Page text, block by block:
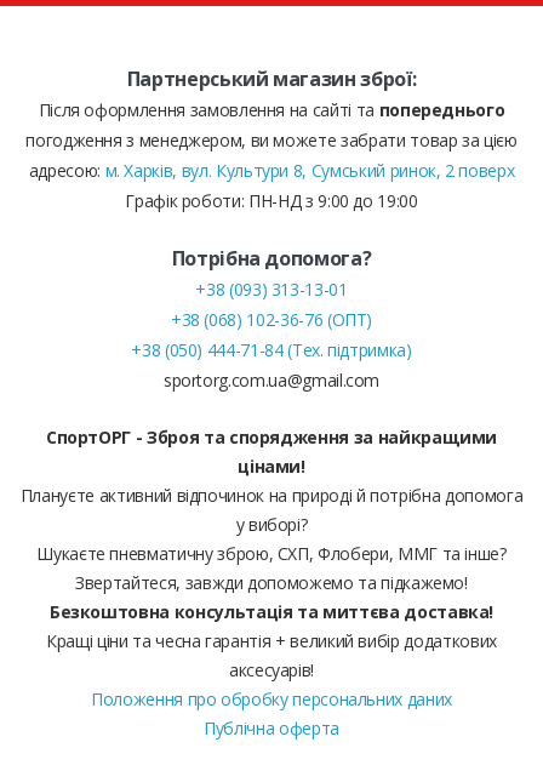
Партнерський магазин зброї:
Після оформлення замовлення на сайті та попереднього
погодження з менеджером, ви можете забрати товар за цією
адресою: м. Харків, вул. Культури 8, Сумський ринок, 2 поверх
Графік роботи: ПН-НД з 9:00 до 19:00
Потрібна допомога?
+38 (093) 313-13-01
+38 (068) 102-36-76 (ОПТ)
+38 (050) 444-71-84 (Тех. підтримка)
sportorg.com.ua@gmail.com
СпортОРГ - Зброя та спорядження за найкращими
цінами!
Плануєте активний відпочинок на природі й потрібна допомога
у виборі?
Шукаєте пневматичну зброю, СХП, Флобери, ММГ та інше?
Звертайтеся, завжди допоможемо та підкажемо!
Безкоштовна консультація та миттєва доставка!
Кращі ціни та чесна гарантія + великий вибір додаткових
аксесуарів!
Положення про обробку персональних даних
Публічна оферта